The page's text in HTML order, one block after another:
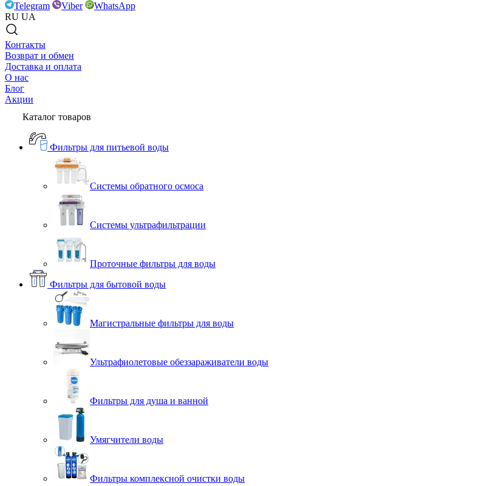
Telegram
Viber
WhatsApp
RU UA
Контакты
Возврат и обмен
Доставка и оплата
О нас
Блог
Акции
Каталог товаров
Фильтры для питьевой воды
Системы обратного осмоса
Системы ультрафильтрации
Проточные фильтры для воды
Фильтры для бытовой воды
Магистральные фильтры для воды
Ультрафиолетовые обеззараживатели воды
Фильтры для душа и ванной
Умягчители воды
Фильтры комплексной очистки воды